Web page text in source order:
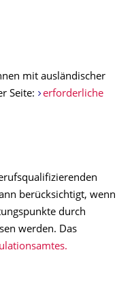
mit ausländischer
Seite:
erforderliche
berücksichtigt, wenn
durch
werden. Das